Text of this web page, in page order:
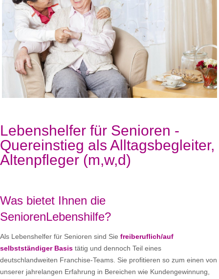
Lebenshelfer für Senioren -
Quereinstieg als Alltagsbegleiter,
Altenpfleger (m,w,d)
Was bietet Ihnen die
SeniorenLebenshilfe?
Als Lebenshelfer für Senioren sind Sie freiberuflich/auf
selbstständiger Basis tätig und dennoch Teil eines
deutschlandweiten Franchise-Teams. Sie profitieren so zum einen von
unserer jahrelangen Erfahrung in Bereichen wie Kundengewinnung,